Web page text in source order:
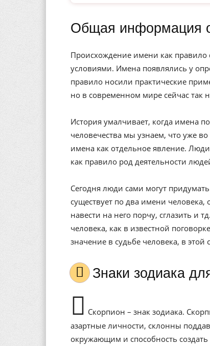
Общая информация
Происхождение имени как правило
условиями. Имена появлялись у
правило носили практические
но в современном мире сейчас так
История умалчивает, когда имена
человечества мы узнаем, что уже
имена как отдельное явление.
как правило род деятельности
Сегодня люди сами могут
существует по два имени
навести на него порчу, сглазить и
человека, как в известной
значение в судьбе человека, в
Знаки зодиака
Скорпион – знак зодиака.
азартные личности, склонны
окружающим и способность